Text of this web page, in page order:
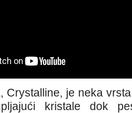
Crystalline, je neka
kristale dok